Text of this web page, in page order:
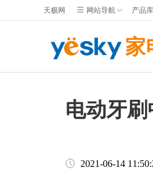
天极网 网站导航 产品库
家
电动牙
2021-06-14